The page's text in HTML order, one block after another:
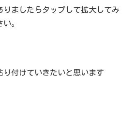
りましたらタップして拡大してみ
。
り付けていきたいと思います